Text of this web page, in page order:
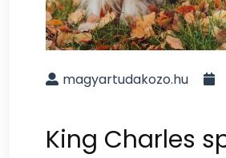
magyartudakozo.hu
King Charles